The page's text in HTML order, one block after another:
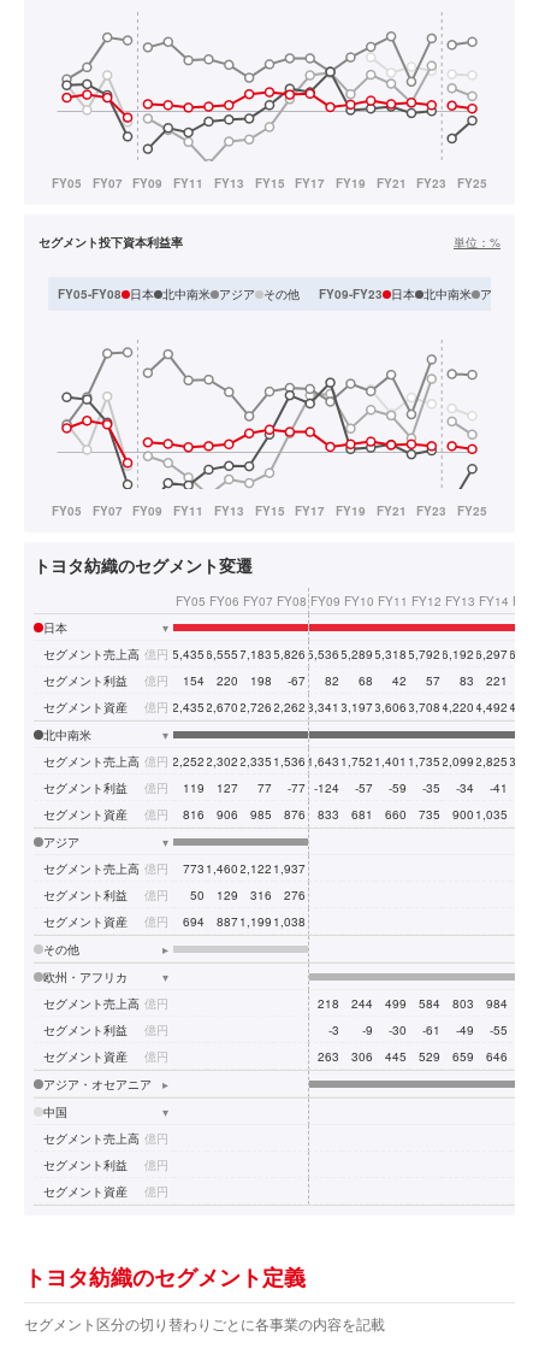
セグメント投下資本利益率 単位： %
FY05-FY08 日本 北中南米 アジア その他 FY09-FY23 日本 北中南米 アジア・
トヨタ紡織のセグメント変遷
FY05 FY06 FY07 FY08 FY09 FY10 FY11 FY12 FY13 FY14
日本
▾
セグメント売上高 億円 5,435 6,555 7,183 5,826 5,536 5,289 5,318 5,792 6,192 6,297
セグメント利益
億円 154 220 198 -67 82 68 42 57 83 221
セグメント資産
億円 2,435 2,670 2,726 2,262 3,341 3,1973,606 3,708 4,220 4,492
北中南米
▾
セグメント売上高 億円 2,252 2,302 2,335 1,536 1,643 1,752 1,401 1,735 2,099 2,825
セグメント利益
億円 119 127 77 -77 -124 -57 -59 -35 -34 -41
セグメント資産
億円 816 906 985 876 833 681 660 735 900 1,035
アジア
▾
セグメント売上高 億円 773 1,460 2,122 1,937
セグメント利益
億円 50 129 316
276
セグメント資産
億円 694 8871,199 1,038
その他
▸
欧州・アフリカ
▾
セグメント売上高 億円 218 244 499 584 803 984
セグメント利益
億円 -3 -9 -30 -61 -49 -55
セグメント資産
億円 263 306 445 529 659 646
アジア・オセアニア
▸
中国
▾
セグメント売上高 億円
セグメント利益
億円
セグメント資産
億円
トヨタ紡織のセグメント定義
セグメント区分の切り替わりごとに各事業の内容を記載